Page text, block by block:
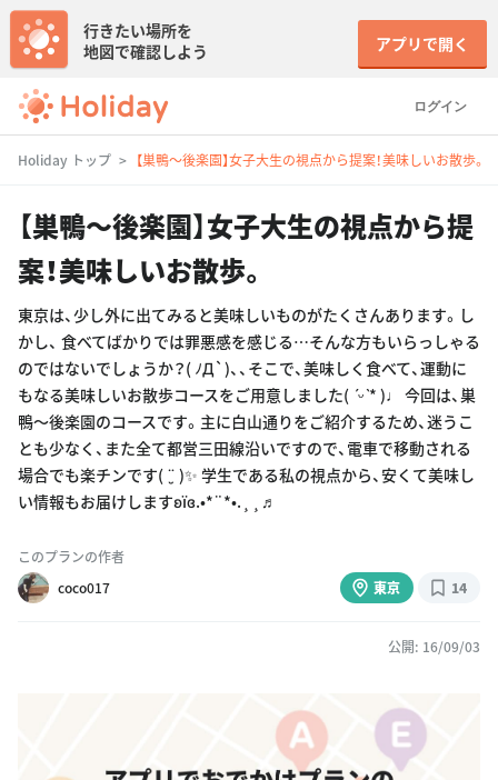
ログイン
行きたい場所を
地図で確認しよう
アプリで開く
Holiday トップ 【巣鴨〜後楽園】女子大生の視点から提案！美味しいお散歩。
【巣鴨〜後楽園】女子大生の視点から提
案！美味しいお散歩。
東京は、少し外に出てみると美味しいものがたくさんあります。し
かし、 食べてばかりでは罪悪感を感じる…そんな方もいらっしゃる
のではないでしょうか？( ﾉД`)、、そこで、美味しく食べて、運動に
もなる美味しいお散歩コースをご用意しました( ˊᵕˋ* )♩ 今回は、巣
鴨〜後楽園のコースです。主に白山通りをご紹介するため、迷うこ
とも少なく、また全て都営三田線沿いですので、電車で移動される
場合でも楽チンです( ¨̮ )✨ 学生である私の視点から、安くて美味し
い情報もお届けしますʚïɞ.•*¨*•.¸¸♬
このプランの作者
coco017
東京 14
公開: 16/09/03